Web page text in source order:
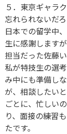
５．東京ギャラ
忘れられないだ
日本での留学中
生に感謝します
担当だった佐藤
私が特技生の選
み中にも準備し
が、相談したい
ごとに、忙しい
り、面接の練習
たです。